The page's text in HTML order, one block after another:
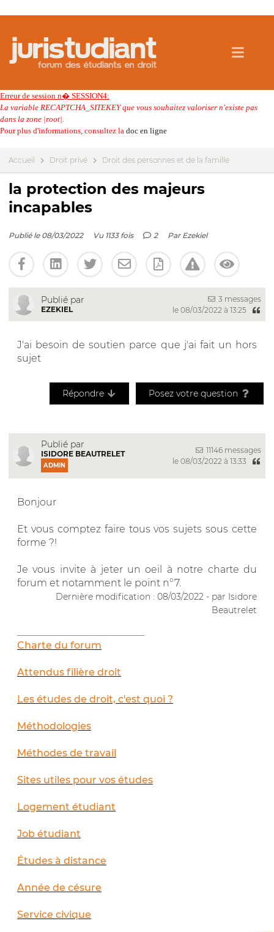
Erreur de session n� SESSION4:
La variable RECAPTCHA_SITEKEY que vous souhaitez valoriser n'existe pas
dans la zone |root|.
Pour plus d'informations, consultez la doc en ligne
Accueil Droit privé Droit des personnes et de la famille
la protection des majeurs
incapables
Publié le 08/03/2022 Vu 1133 fois 2 Par Ezekiel
Publié par
EZEKIEL
3 messages
le 08/03/2022 à 13:25
J'ai besoin de soutien parce que j'ai fait un hors
sujet
Répondre Posez votre question
Publié par
ISIDORE BEAUTRELET
ADMIN
11146 messages
le 08/03/2022 à 13:33
Bonjour
Et vous comptez faire tous vos sujets sous cette
forme ?!
Je vous invite à jeter un oeil à notre charte du
forum et notamment le point n°7.
Dernière modification : 08/03/2022 - par Isidore
Beautrelet
Charte du forum
Attendus filière droit
Les études de droit, c'est quoi ?
Méthodologies
Méthodes de travail
Sites utiles pour vos études
Logement étudiant
Job étudiant
Études à distance
Année de césure
Service civique